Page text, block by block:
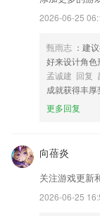
2026-06-25
甄雨志 ：建
好来设计角色
孟诚建 回复
成就获得丰厚
更多回复
向蓓炎
关注游戏更新
2026-06-25